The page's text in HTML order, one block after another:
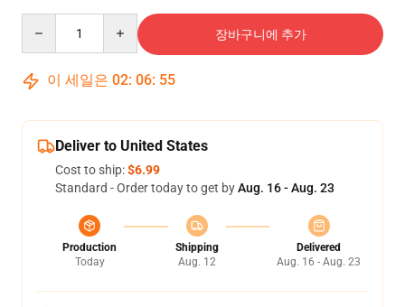
장바구니에 추가
이 세일은 02: 06: 54
Deliver to United States
Cost to ship:$6.99
Standard - Order today to get byAug. 16 - Aug. 23
Production
Today
Shipping
Aug. 12
Delivered
Aug. 16 - Aug. 23